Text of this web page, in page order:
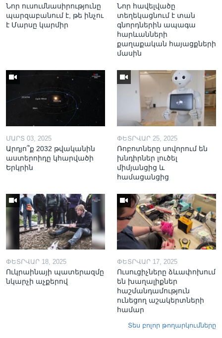
Նոր ուսումնասիրությունը
պարզաբանում է, թե ինչու
է Մարսը կարմիր
Նոր հավելվածը
տեղեկացնում է տան
գնորդներին ապագա
հարևանների
քաղաքական հայացքների
մասին
ՄԱՐՏ 03, 2025
Արդյո՞ք 2032 թվականին
աստերոիդը կհարվածի
Երկրին
ՓԵՏՐՎԱՐ 25, 2025
Ռոբոտները սովորում են
խնդիրներ լուծել
միմյանցից և
համացանցից
ՓԵՏՐՎԱՐ 18, 2025
Ուկրաինայի պատերազմը
նկարչի աչքերով
ՓԵՏՐՎԱՐ 17, 2025
Ուսուցիչները ձևափոխում
են խաղալիքներ
հաշմանդամություն
ունեցող աշակերտների
համար
Տես բոլոր թողարկումները